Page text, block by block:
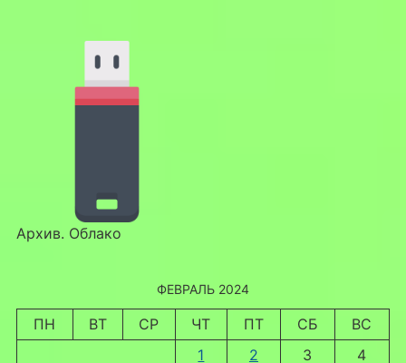
Архив. Облако
ФЕВРАЛЬ 2024
ПН ВТ СР ЧТ ПТ СБ
ВС
1
2 3
4